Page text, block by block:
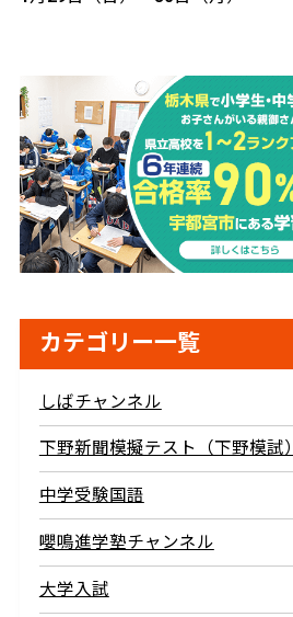
カテゴリー一覧
しばチャンネル
下野新聞模擬テスト（下野模試）
中学受験国語
嚶鳴進学塾チャンネル
大学入試